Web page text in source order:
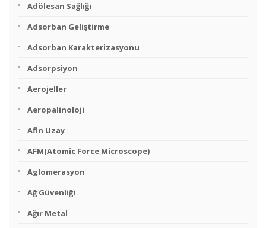
Adölesan Sağlığı
Adsorban Geliştirme
Adsorban Karakterizasyonu
Adsorpsiyon
Aerojeller
Aeropalinoloji
Afin Uzay
AFM(Atomic Force Microscope)
Aglomerasyon
Ağ Güvenliği
Ağır Metal